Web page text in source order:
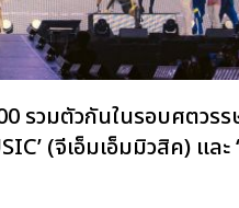
รวมตัวกันในรอบศตวร
(จีเอ็มเอ็มมิวสิค) และ